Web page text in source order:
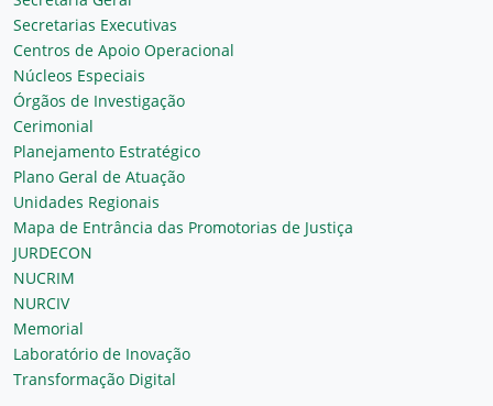
Secretarias Executivas
Centros de Apoio Operacional
Núcleos Especiais
Órgãos de Investigação
Cerimonial
Planejamento Estratégico
Plano Geral de Atuação
Unidades Regionais
Mapa de Entrância das Promotorias de Justiça
JURDECON
NUCRIM
NURCIV
Memorial
Laboratório de Inovação
Transformação Digital